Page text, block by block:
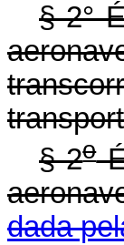
§ 2°
§ 2oÉ
dada